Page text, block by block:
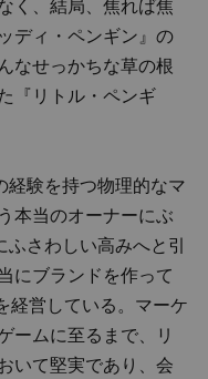
く、結局、焦れば焦
ディ・ペンギン』の
なせっかちな草の根
『リトル・ペンギ
験を持つ物理的なマ
本当のオーナーにぶ
さわしい高みへと引
にブランドを作って
経営している。マーケ
ームに至るまで、リ
いて堅実であり、会